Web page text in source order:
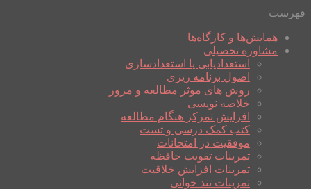
فهرست
همایش‌ها و کارگاه‌ها
مشاوره تحصیلی
استعدادیابی یا استعدادسازی
اصول برنامه ریزی
روش های موثر مطالعه و مرور
خلاصه نویسی
افزایش تمرکز هنگام مطالعه
کتب کمک درسی و تست
موفقیت در امتحانات
تمرینات تقویت حافظه
تمرینات افزایش خلاقیت
تمرینات تند خوانی